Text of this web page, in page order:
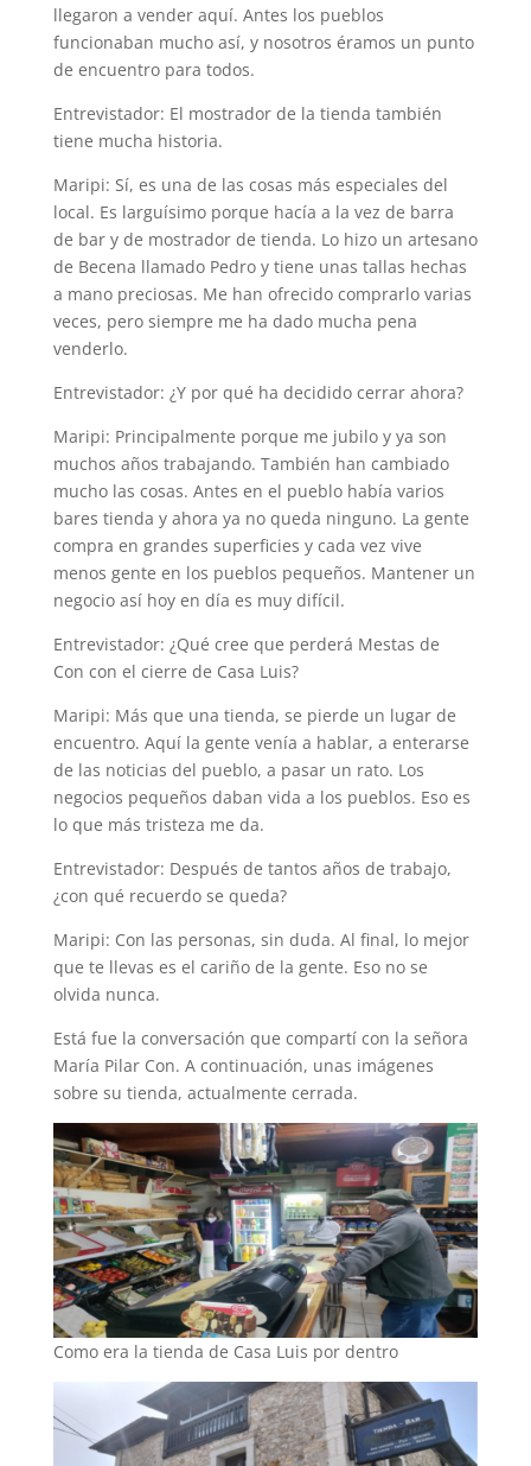
llegaron a vender aquí. Antes los pueblos
funcionaban mucho así, y nosotros éramos un punto
de encuentro para todos.
Entrevistador: El mostrador de la tienda también
tiene mucha historia.
Maripi: Sí, es una de las cosas más especiales del
local. Es larguísimo porque hacía a la vez de barra
de bar y de mostrador de tienda. Lo hizo un artesano
de Becena llamado Pedro y tiene unas tallas hechas
a mano preciosas. Me han ofrecido comprarlo varias
veces, pero siempre me ha dado mucha pena
venderlo.
Entrevistador: ¿Y por qué ha decidido cerrar ahora?
Maripi: Principalmente porque me jubilo y ya son
muchos años trabajando. También han cambiado
mucho las cosas. Antes en el pueblo había varios
bares tienda y ahora ya no queda ninguno. La gente
compra en grandes superficies y cada vez vive
menos gente en los pueblos pequeños. Mantener un
negocio así hoy en día es muy difícil.
Entrevistador: ¿Qué cree que perderá Mestas de
Con con el cierre de Casa Luis?
Maripi: Más que una tienda, se pierde un lugar de
encuentro. Aquí la gente venía a hablar, a enterarse
de las noticias del pueblo, a pasar un rato. Los
negocios pequeños daban vida a los pueblos. Eso es
lo que más tristeza me da.
Entrevistador: Después de tantos años de trabajo,
¿con qué recuerdo se queda?
Maripi: Con las personas, sin duda. Al final, lo mejor
que te llevas es el cariño de la gente. Eso no se
olvida nunca.
Está fue la conversación que compartí con la señora
María Pilar Con. A continuación, unas imágenes
sobre su tienda, actualmente cerrada.
Como era la tienda de Casa Luis por dentro